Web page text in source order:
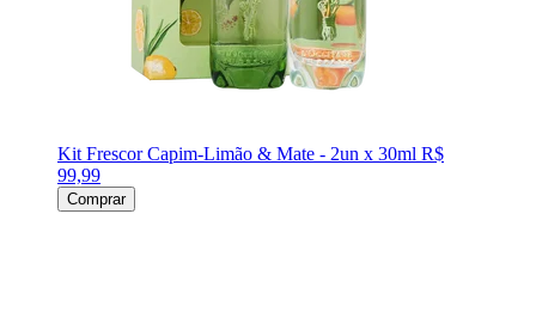
Kit Frescor Capim-Limão & Mate - 2un x 30ml R$
99,99
Comprar